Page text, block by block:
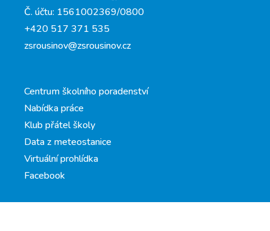
Č. účtu: 1561002369/0800
+420 517 371 535
zsrousinov@zsrousinov.cz
Centrum školního poradenství
Nabídka práce
Klub přátel školy
Data z meteostanice
Virtuální prohlídka
Facebook